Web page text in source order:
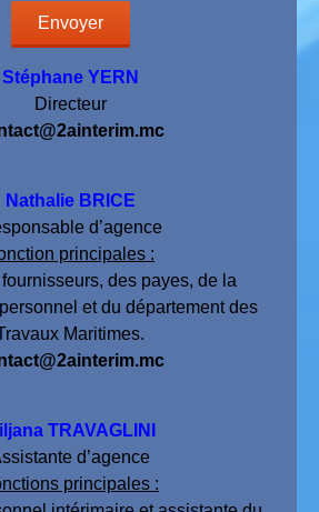
Stéphane YERN
Directeur
Nathalie BRICE
d’agence
principales :
des payes, de la
et du département des
Maritimes.
TRAVAGLINI
d’agence
principales :